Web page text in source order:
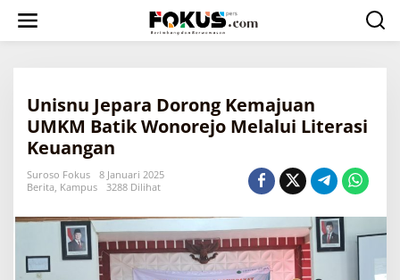
w
Unisnu Jepara Dorong Kemajuan
UMKM Batik Wonorejo Melalui Literasi
Keuangan
Suroso Fokus
8 Januari 2025
Berita, Kampus 3288 Dilihat